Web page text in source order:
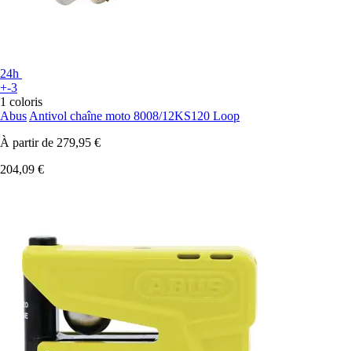
24h
+-3
1 coloris
Abus Antivol chaîne moto 8008/12KS120 Loop
À partir de 279,95 €
204,09 €